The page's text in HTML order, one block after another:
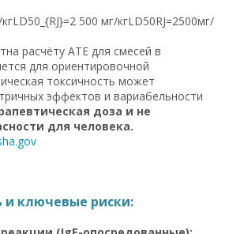
500 мг/кгLD50RJ=2500мг/
расчёту ATE для смесей в
для ориентировочной
токсичность может
эффектов и вариабельности
доза и не
для человека.
и ключевые риски: